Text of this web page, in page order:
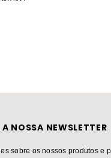
NOSSA NEWSLETTER
sobre os nossos produtos e